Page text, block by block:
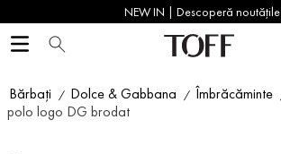
NEW IN | Descoperă noutățile
Bărbați Dolce & Gabbana Îmbrăcăminte
polo logo DG brodat